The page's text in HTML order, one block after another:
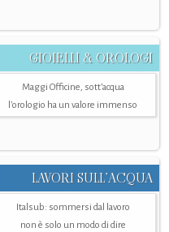
GIOIELLI & OROLOGI
Maggi Officine, sott’acqua
l'orologio ha un valore immenso
LAVORI SULL’ACQUA
Italsub: sommersi dal lavoro
non è solo un modo di dire